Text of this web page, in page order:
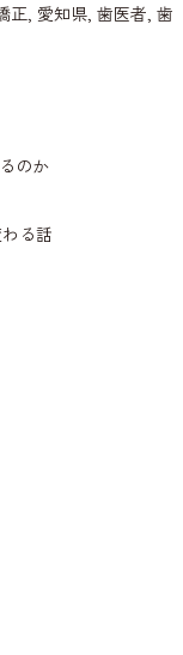
正, 愛知県, 歯医者, 歯
のか
る話